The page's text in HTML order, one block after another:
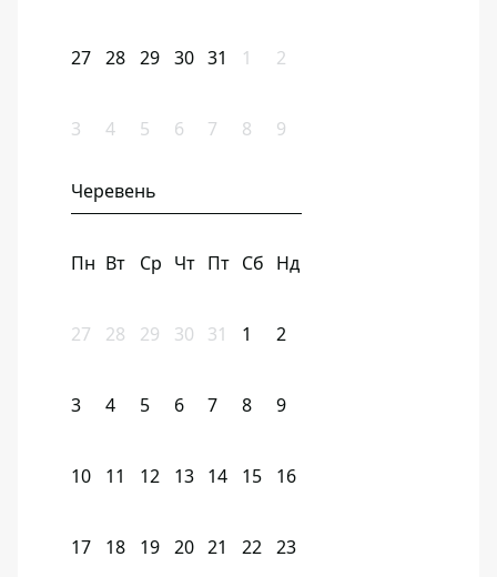
27 28 29 30 31 1 2
3 4 5 6 7 8 9
Черевень
Пн Вт Ср Чт Пт Сб Нд
27 28 29 30 31 1 2
3 4 5 6 7 8 9
10 11 12 13 14 15 16
17 18 19 20 21 22 23